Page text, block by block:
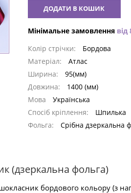
ДОДАТИ В КОШИК
Мінімальне замовлення від
Колір стрічки:
Бордова
Матеріал:
Атлас
Ширина:
95(мм)
Довжина:
1400 (мм)
Мова
Українська
Спосіб кріплення:
Шпилька
Фольга:
Срібна дзеркальна
(дзеркальна фольга)
бордового кольору (з